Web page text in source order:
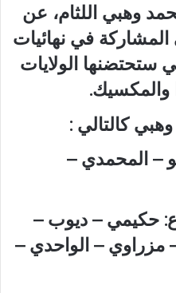
وهبي اللثام، عن
المشاركة في نهائيات
2026، والتي ستحتضنها الولايات
والمكسيك.
كالتالي :
– المحمدي –
حكيمي – ديوب –
مزراوي – الواحدي –